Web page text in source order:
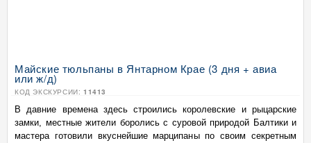
Майские тюльпаны в Янтарном Крае (3 дня + авиа
или ж/д)
КОД ЭКСКУРСИИ: 11413
В давние времена здесь строились королевские и рыцарские
замки, местные жители боролись с суровой природой Балтики и
мастера готовили вкуснейшие марципаны по своим секретным